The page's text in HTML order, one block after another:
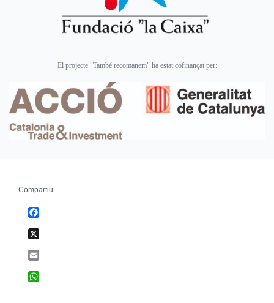
El projecte "També recomanem" ha estat cofinançat per:
Compartiu